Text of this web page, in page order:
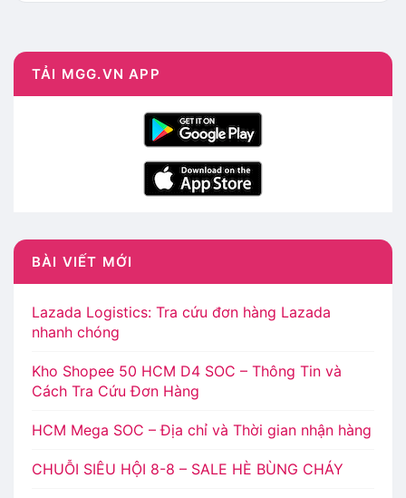
TẢI MGG.VN APP
BÀI VIẾT MỚI
Lazada Logistics: Tra cứu đơn hàng Lazada
nhanh chóng
Kho Shopee 50 HCM D4 SOC – Thông Tin và
Cách Tra Cứu Đơn Hàng
HCM Mega SOC – Địa chỉ và Thời gian nhận hàng
CHUỖI SIÊU HỘI 8-8 – SALE HÈ BÙNG CHÁY